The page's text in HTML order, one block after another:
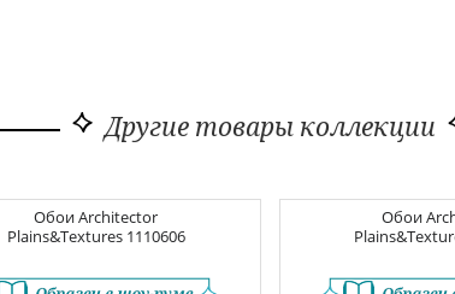
Другие товары коллекции
ОбоиArchitector
Plains&Textures 1110606
Обои